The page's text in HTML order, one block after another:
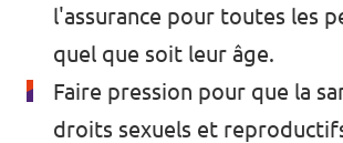
l'assurance pour toutes les
quel que soit leur âge.
Faire pression pour que la
droits sexuels et